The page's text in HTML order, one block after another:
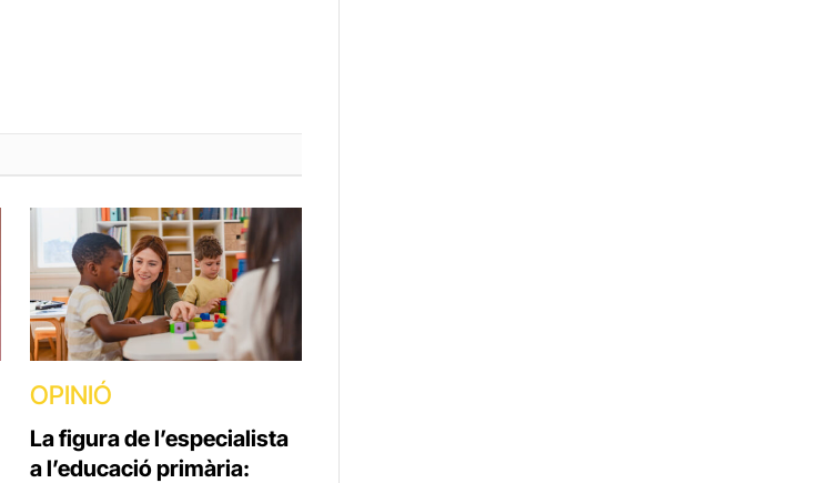
OPINIÓ
La figura de l’especialista
a l’educació primària: